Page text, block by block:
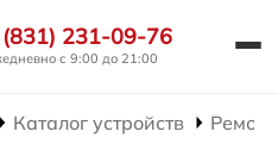
231-09-76
с 9:00 до 21:00
Каталог устройств